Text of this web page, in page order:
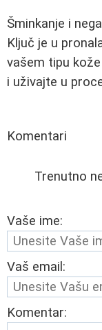
Šminkanje i
Ključ je u
vašem tipu
i uživajte u
Komentari
Trenutno
Vaše ime:
Vaš email:
Komentar: